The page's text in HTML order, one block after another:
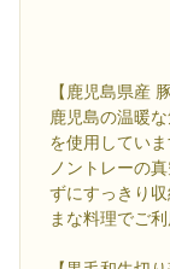
【鹿児島県産
鹿児島の温暖
を使用していま
ノントレーの
ずにすっきり
まな料理でご